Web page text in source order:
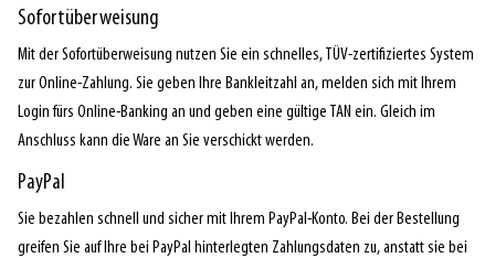
Sofortüberweisung
Mit der Sofortüberweisung nutzen Sie ein schnelles, TÜV-zertifiziertes System
zur Online-Zahlung. Sie geben Ihre Bankleitzahl an, melden sich mit Ihrem
Login fürs Online-Banking an und geben eine gültige TAN ein. Gleich im
Anschluss kann die Ware an Sie verschickt werden.
PayPal
Sie bezahlen schnell und sicher mit Ihrem PayPal-Konto. Bei der Bestellung
greifen Sie auf Ihre bei PayPal hinterlegten Zahlungsdaten zu, anstatt sie bei